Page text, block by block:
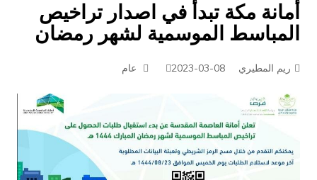
أمانة مكة تبدأ في اصدار تراخيص
المباسط الموسمية لشهر رمضان
ريم المطيري 2023-03-08 عام